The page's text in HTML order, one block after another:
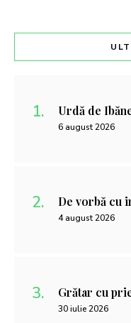
Urdă de
6 august 2026
De vorbă cu
4 august 2026
Grătar cu
30 iulie 2026